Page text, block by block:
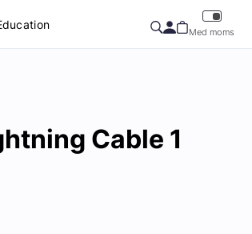
Med moms
Cable 1